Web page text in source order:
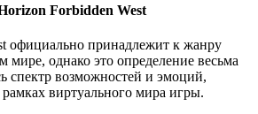
Forbidden West
официально принадлежит к жанру
мире, однако это определение весьма
спектр возможностей и эмоций,
виртуального мира игры.